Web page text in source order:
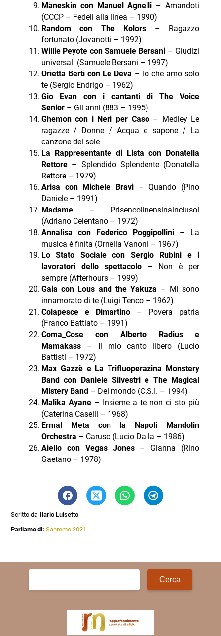
Måneskin con Manuel Agnelli – Amandoti
(CCCP – Fedeli alla linea – 1990)
Random con The Kolors – Ragazzo
fortunato (Jovanotti – 1992)
Willie Peyote con Samuele Bersani – Giudizi
universali (Samuele Bersani – 1997)
Orietta Berti con Le Deva – Io che amo solo
te (Sergio Endrigo – 1962)
Gio Evan con i cantanti di The Voice
Senior– Gli anni (883 – 1995)
Ghemon con i Neri per Caso– Medley Le
ragazze / Donne / Acqua e sapone / La
canzone del sole
La Rappresentante di Lista con Donatella
Rettore– Splendido Splendente (Donatella
Rettore – 1979)
Arisa con Michele Bravi – Quando (Pino
Daniele – 1991)
Madame– Prisencolinensinainciusol
(Adriano Celentano – 1972)
Annalisa con Federico Poggipollini – La
musica è finita (Ornella Vanoni – 1967)
Lo Stato Sociale con Sergio Rubini e i
lavoratori dello spettacolo– Non è per
sempre (Afterhours – 1999)
Gaia con Lous and the Yakuza – Mi sono
innamorato di te (Luigi Tenco – 1962)
Colapesce e Dimartino– Povera patria
(Franco Battiato – 1991)
Coma_Cose con Alberto Radius e
Mamakass– Il mio canto libero (Lucio
Battisti – 1972)
Max Gazzè e La Trifluoperazina Monstery
Band con Daniele Silvestri e The Magical
Mistery Band– Del mondo (C.S.I. – 1994)
Malika Ayane– Insieme a te non ci sto più
(Caterina Caselli – 1968)
Ermal Meta con la Napoli Mandolin
Orchestra – Caruso (Lucio Dalla – 1986)
Aiello con Vegas Jones– Gianna (Rino
Gaetano – 1978)
Scritto da Ilario Luisetto
Parliamo di:Sanremo 2021